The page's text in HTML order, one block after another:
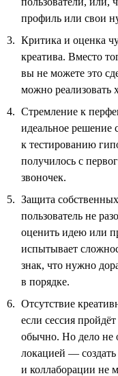
профиль или свои
Критика и оценка
креатива. Вместо
вы не можете это
можно реализовать
Стремление к
идеальное решение
к тестированию
получилось с
звоночек.
Защита
пользователь не
оценить идею или
испытывает
знак, что нужно
в порядке.
Отсутствие
если сессия
обычно. Но дело не
локацией — создать
и коллаборации не